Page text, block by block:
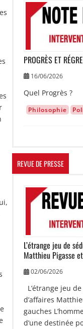
Image
PROGRÈS ET
16/06/2026
Quel Progrès ?
Philosophie
REVUE DE PRESSE
Image
L’étrange jeu de
Matthieu Pigasse
02/06/2026
L’étrange jeu
d’affaires
gauches
d’une destinée